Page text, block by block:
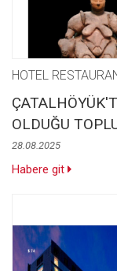
HOTEL
OLDUĞU
28.08.2025
Habere git